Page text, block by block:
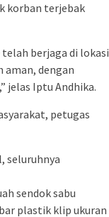
korban terjebak
berjaga di lokasi
aman, dengan
jelas Iptu Andhika.
petugas
seluruhnya
sendok sabu
plastik klip ukuran